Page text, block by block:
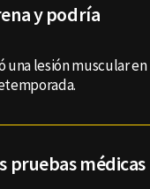
y podría
una lesión muscular en
pruebas médicas